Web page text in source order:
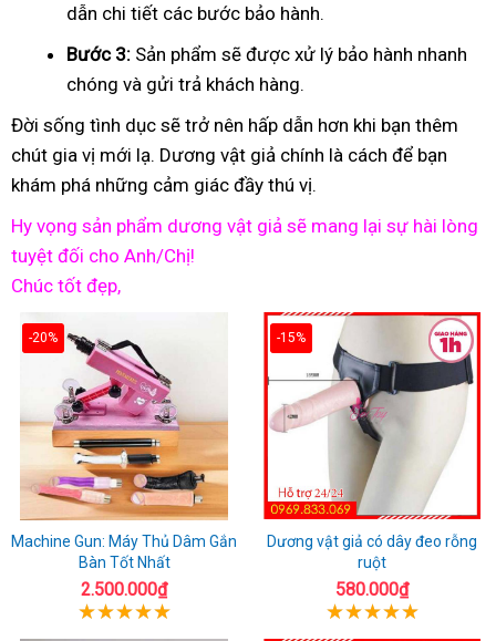
dẫn chi tiết các bước bảo hành.
Bước 3: Sản phẩm sẽ được xử lý bảo hành nhanh
chóng và gửi trả khách hàng.
Đời sống tình dục sẽ trở nên hấp dẫn hơn khi bạn thêm
chút gia vị mới lạ. Dương vật giả chính là cách để bạn
khám phá những cảm giác đầy thú vị.
Hy vọng sản phẩm dương vật giả sẽ mang lại sự hài lòng
tuyệt đối cho Anh/Chị!
Chúc tốt đẹp,
-20%
Machine Gun: Máy Thủ Dâm Gắn
Bàn Tốt Nhất
2.500.000₫
-15%
Dương vật giả có dây đeo rỗng
ruột
580.000₫